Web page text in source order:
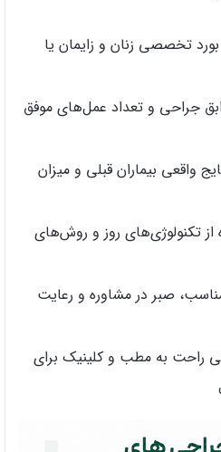
تخصصی زنان و زایمان یا
جراحی و تعداد عمل‌های موفق
واقعی بیماران قبلی و میزان
از تکنولوژی‌های روز و روش‌های
صبر در مشاوره و رعایت
راحت به مطب و کلینیک برای